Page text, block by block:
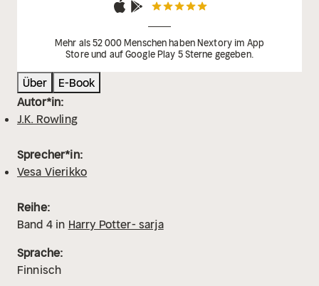
Mehr als 52 000 Menschen haben Nextory im App
Store und auf Google Play 5 Sterne gegeben.
Über
E-Book
Autor*in:
J.K. Rowling
Sprecher*in:
Vesa Vierikko
Reihe:
Band 4in Harry Potter- sarja
Sprache:
Finnisch